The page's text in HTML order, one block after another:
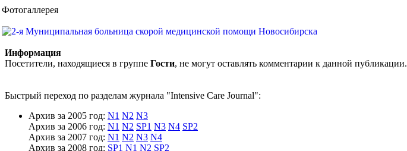
Фотогаллерея
Информация
Посетители, находящиеся в группе Гости, не могут оставлять комментарии к данной публикации.
Быстрый переход по разделам журнала "Intensive Care Journal":
Архив за 2005 год: N1 N2 N3
Архив за 2006 год: N1 N2 SP1 N3 N4 SP2
Архив за 2007 год: N1 N2 N3 N4
Архив за 2008 год: SP1 N1 N2 SP2